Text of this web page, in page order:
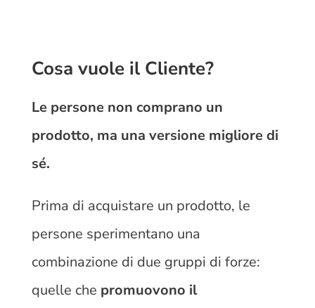
Cosa vuole il Cliente?
Le persone non comprano un
prodotto, ma una versione migliore di
sé.
Prima di acquistare un prodotto, le
persone sperimentano una
combinazione di due gruppi di forze:
quelle che promuovono il